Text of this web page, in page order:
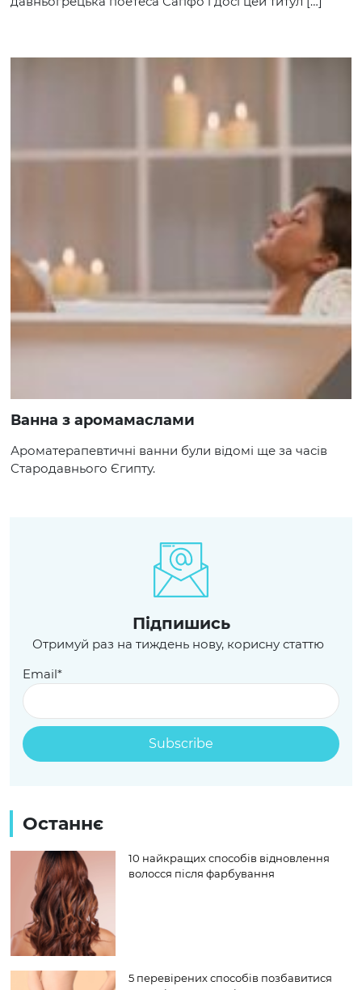
Ванна з аромамаслами
Ароматерапевтичні ванни були відомі ще за часів
Стародавнього Єгипту.
Пiдпишись
Отримуй раз на тиждень нову, корисну статтю
Email*
Останнє
10 найкращих способів відновлення
волосся після фарбування
5 перевірених способів позбавитися